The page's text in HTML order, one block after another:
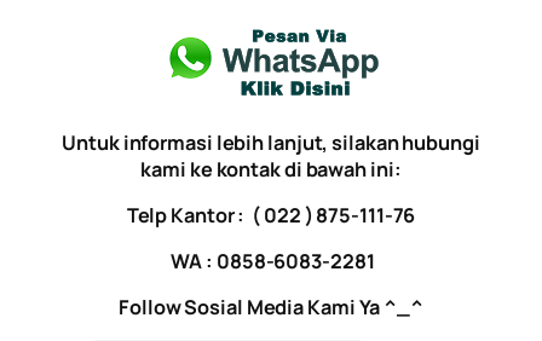
Untuk informasi lebih lanjut, silakan hubungi
kami ke kontak di bawah ini:
Telp Kantor : ( 022 ) 875-111-76
WA : 0858-6083-2281
Follow Sosial Media Kami Ya ^_^